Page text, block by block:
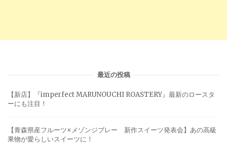
最近の投稿
【新店】『imperfect MARUNOUCHI ROASTERY』最新のロースタ
ーにも注目！
【青森県産フルーツ×メゾンジブレー 新作スイーツ発表会】あの高級
果物が愛らしいスイーツに！